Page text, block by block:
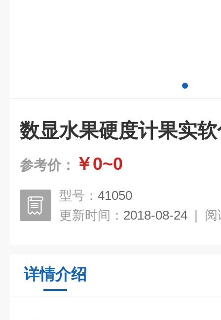
数显水果硬度计果实
参考价： ￥0~0
型号： 41050
更新时间： 2018-08-24 | 阅
详情介绍